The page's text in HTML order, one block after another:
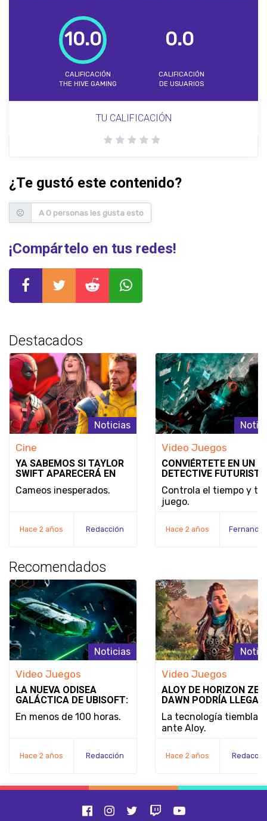
10.0
CALIFICACIÓN
THE HIVE GAMING
0.0
CALIFICACIÓN
DE USUARIOS
TU CALIFICACIÓN
¿Te gustó este contenido?
A 0 personas les gusta esto
¡Compártelo en tus redes!
Destacados
Noticias
Cine
YA SABEMOS SI TAYLOR
SWIFT APARECERÁ EN
DEADPOOL & WOLVERINE
Cameos inesperados.
Hace 2 años Redacción
Video Juegos
CONVIÉRTETE EN UN
DETECTIVE
SE REVELA EL MODO
JUEGO Y LA FECHA DE
LANZAMIENTO DE
Controla el tiempo y tu
juego.
Hace 2 años
Recomendados
Noticias
Video Juegos
LA NUEVA ODISEA
GALÁCTICA DE UBISOFT:
STAR WARS OUTLAWS
En menos de 100 horas.
Hace 2 años Redacción
Video Juegos
ALOY DE HORIZON
DAWN PODRÍA LLEGAR
SUPER SMASH BROS.:
¿REALIDAD O SIMPLE
DESEO?
La tecnología tiembla
ante Aloy.
Hace 2 años